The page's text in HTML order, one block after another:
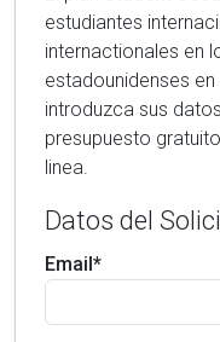
estudiantes
internactionales en
estadounidenses en al
introduzca sus
presupuesto
linea.
Datos del
Email*